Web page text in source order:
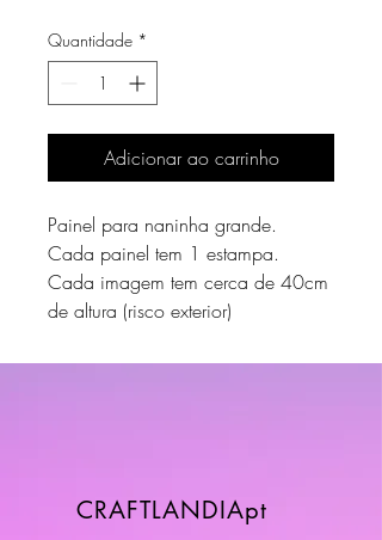
Quantidade *
Adicionar ao carrinho
Painel para naninha grande.
Cada painel tem 1 estampa.
Cada imagem tem cerca de 40cm
de altura (risco exterior)
CRAFTLANDIApt